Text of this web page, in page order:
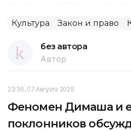
Культура Закон и право
без автора
Автор
23:36, 07 Августа 2026
Феномен Димаша и
поклонников